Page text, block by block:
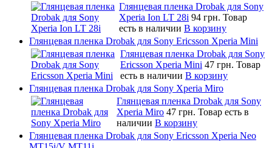
Глянцевая пленка Drobak для Sony
Xperia Ion LT 28i 94 грн. Товар
есть в наличии В корзину
Глянцевая пленка Drobak для Sony Ericsson Xperia Mini
Глянцевая пленка Drobak для Sony
Ericsson Xperia Mini 47 грн. Товар
есть в наличии В корзину
Глянцевая пленка Drobak для Sony Xperia Miro
Глянцевая пленка Drobak для Sony
Xperia Miro 47 грн. Товар есть в
наличии В корзину
Глянцевая пленка Drobak для Sony Ericsson Xperia Neo